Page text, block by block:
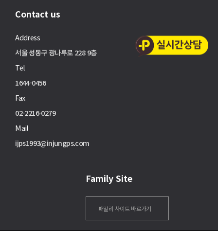
Contact us
Address
서울 성동구 광나루로 228 9층
Tel
1644-0456
Fax
02-2216-0279
Mail
ijps1993@injungps.com
Family Site
패밀리 사이트 바로가기